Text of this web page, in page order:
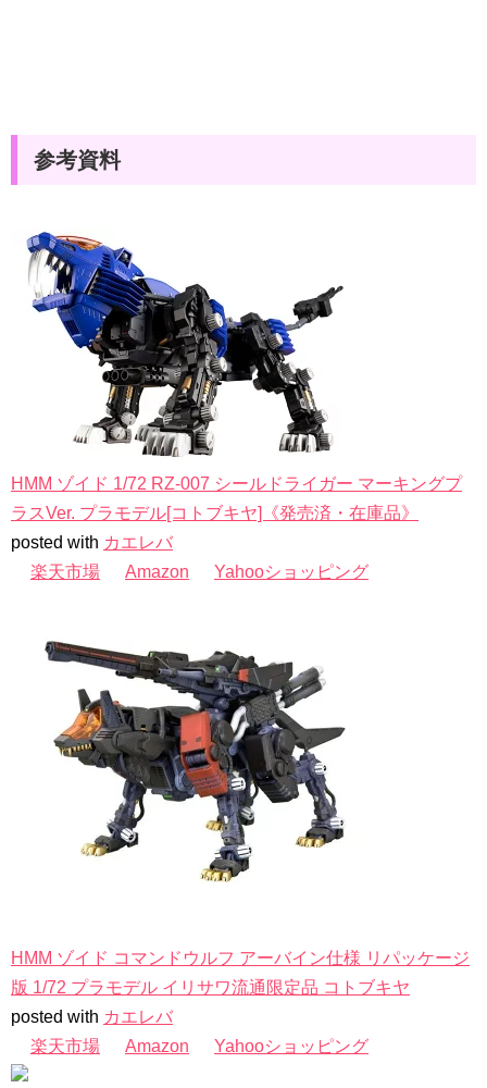
参考資料
HMM ゾイド 1/72 RZ-007 シールドライガー マーキングプ
ラスVer. プラモデル[コトブキヤ]《発売済・在庫品》
posted with カエレバ
楽天市場
Amazon Yahooショッピング
HMM ゾイド コマンドウルフ アーバイン仕様 リパッケージ
版 1/72 プラモデル イリサワ流通限定品 コトブキヤ
posted with カエレバ
楽天市場
Amazon Yahooショッピング